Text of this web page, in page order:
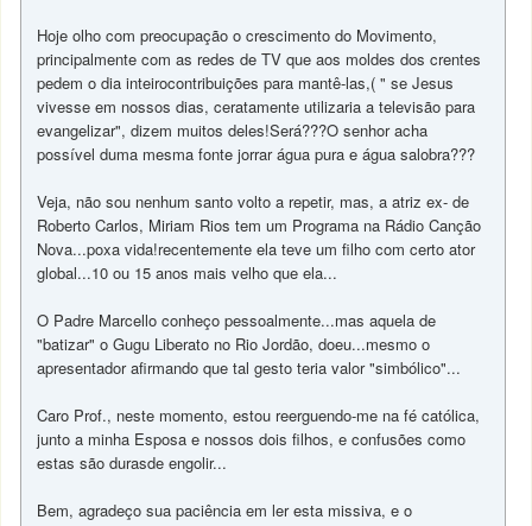
Hoje olho com preocupação o crescimento do Movimento,
principalmente com as redes de TV que aos moldes dos crentes
pedem o dia inteirocontribuições para mantê-las,( " se Jesus
vivesse em nossos dias, ceratamente utilizaria a televisão para
evangelizar", dizem muitos deles!Será???O senhor acha
possível duma mesma fonte jorrar água pura e água salobra???
Veja, não sou nenhum santo volto a repetir, mas, a atriz ex- de
Roberto Carlos, Miriam Rios tem um Programa na Rádio Canção
Nova...poxa vida!recentemente ela teve um filho com certo ator
global...10 ou 15 anos mais velho que ela...
O Padre Marcello conheço pessoalmente...mas aquela de
"batizar" o Gugu Liberato no Rio Jordão, doeu...mesmo o
apresentador afirmando que tal gesto teria valor "simbólico"...
Caro Prof., neste momento, estou reerguendo-me na fé católica,
junto a minha Esposa e nossos dois filhos, e confusões como
estas são durasde engolir...
Bem, agradeço sua paciência em ler esta missiva, e o